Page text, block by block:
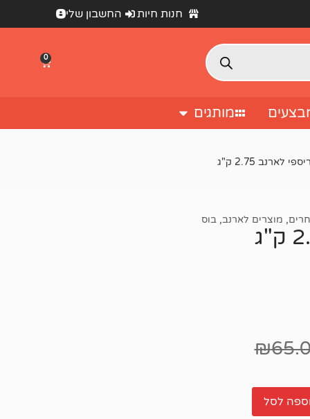
חנות חיות החשבון שלי
0
מותגים
לארנב 2.75 ק"ג
, מוצרים לארנב, בוס
₪
לסל